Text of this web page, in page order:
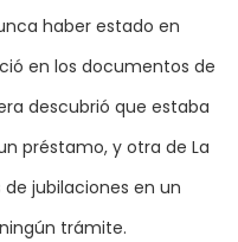
haber estado en
en los documentos de
descubrió que estaba
préstamo, y otra de La
jubilaciones en un
trámite.